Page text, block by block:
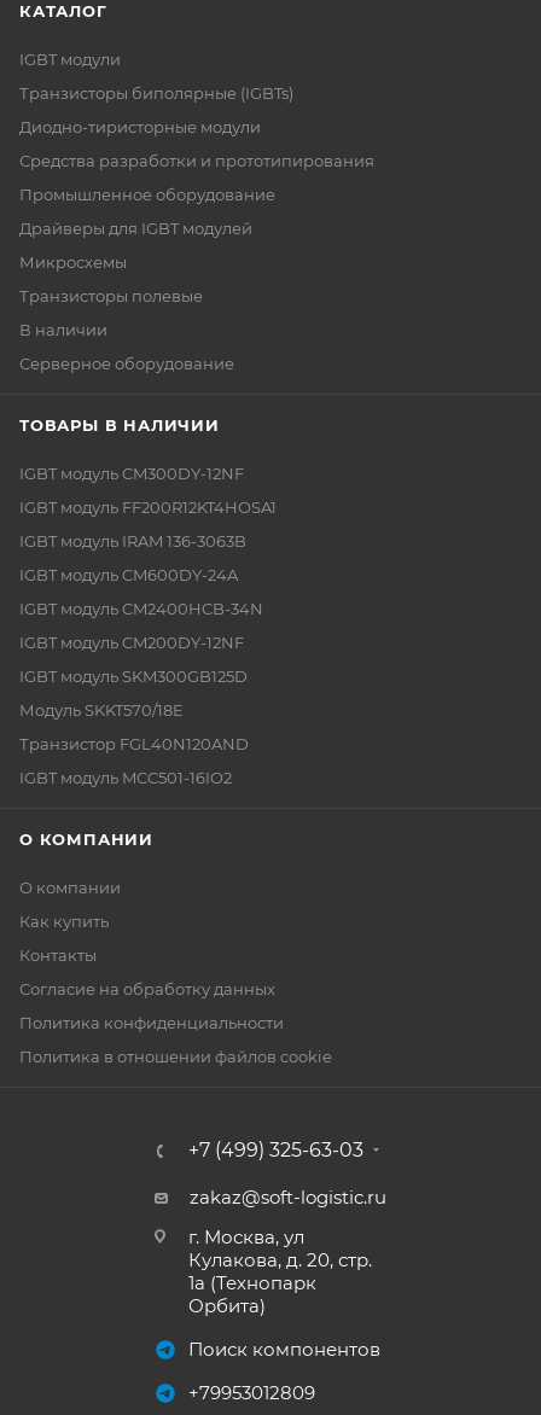
КАТАЛОГ
IGBT модули
Транзисторы биполярные (IGBTs)
Диодно-тиристорные модули
Средства разработки и прототипирования
Промышленное оборудование
Драйверы для IGBT модулей
Микросхемы
Транзисторы полевые
В наличии
Серверное оборудование
ТОВАРЫ В НАЛИЧИИ
IGBT модуль CM300DY-12NF
IGBT модуль FF200R12KT4HOSA1
IGBT модуль IRAM 136-3063B
IGBT модуль CM600DY-24A
IGBT модуль CM2400HCB-34N
IGBT модуль CM200DY-12NF
IGBT модуль SKM300GB125D
Модуль SKKT570/18E
Транзистор FGL40N120AND
IGBT модуль MCC501-16IO2
О КОМПАНИИ
О компании
Как купить
Контакты
Согласие на обработку данных
Политика конфиденциальности
Политика в отношении файлов cookie
+7 (499) 325-63-03
zakaz@soft-logistic.ru
г. Москва, ул
Кулакова, д. 20, стр.
1а (Технопарк
Орбита)
Поиск компонентов
+79953012809